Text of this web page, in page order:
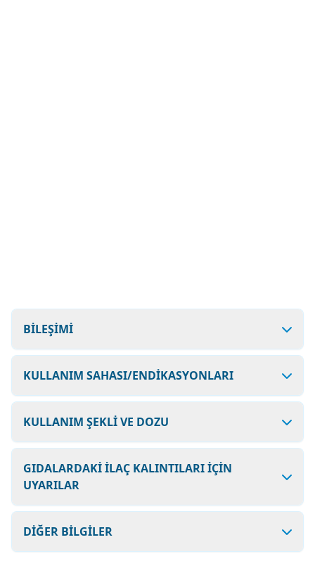
BİLEŞİMİ
KULLANIM SAHASI/ENDİKASYONLARI
KULLANIM ŞEKLİ VE DOZU
GIDALARDAKİ İLAÇ KALINTILARI İÇİN
UYARILAR
DİĞER BİLGİLER